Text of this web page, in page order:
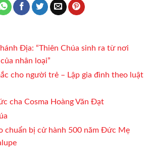
Địa: “Thiên Chúa sinh ra từ nơi
nhân loại”
cho người trẻ – Lập gia đình theo luật
cha Cosma Hoàng Văn Đạt
chuẩn bị cử hành 500 năm Đức Mẹ